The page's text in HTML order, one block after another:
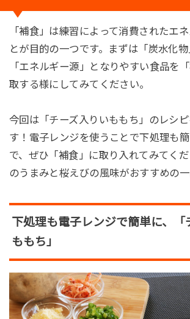
「補食」は練習によって消費されたエ
とが目的の一つです。まずは「炭水化物
「エネルギー源」となりやすい食品を
取する様にしてみてください。
今回は「チーズ入りいももち」のレシ
す！電子レンジを使うことで下処理も
で、ぜひ「補食」に取り入れてみてく
のうまみと桜えびの風味がおすすめの一
下処理も電子レンジで簡単に、「
ももち」